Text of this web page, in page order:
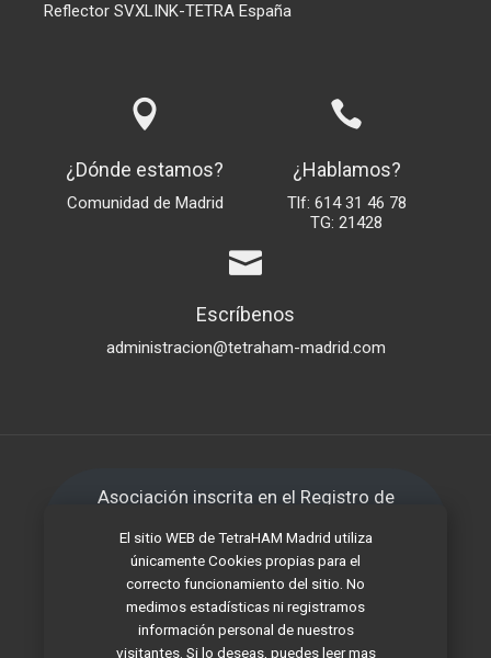
El sitio WEB de TetraHAM Madrid utiliza
únicamente Cookies propias para el
correcto funcionamiento del sitio. No
medimos estadísticas ni registramos
información personal de nuestros
visitantes. Si lo deseas, puedes leer mas
Reflector SVXLINK-TETRA España
¿Dónde estamos?
Comunidad de Madrid
¿Hablamos?
Tlf: 614 31 46 78
TG: 21428
Escríbenos
administracion@tetraham-madrid.com
Asociación inscrita en el Registro de
Asociaciones de la Comunidad de Madrid
con número 41.205
Inscrita por Secretaría de Estado de
Telecomunicaciones e Infraestructuras